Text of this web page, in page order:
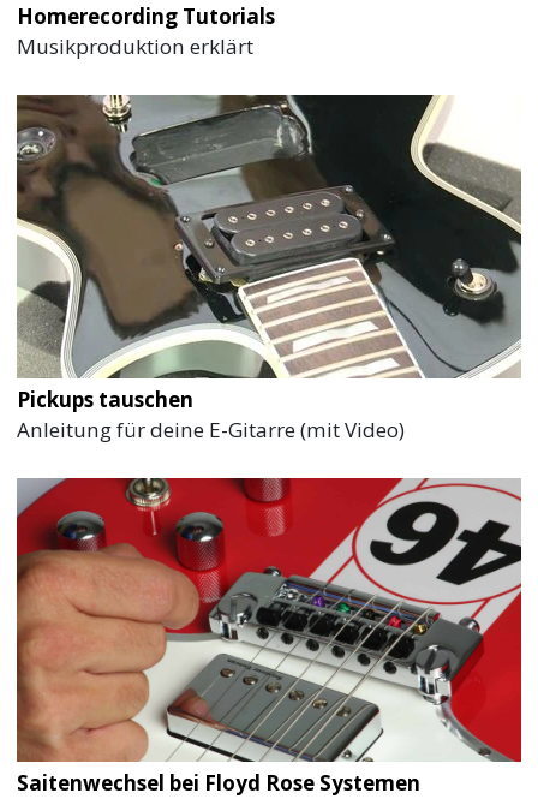
Homerecording Tutorials
Musikproduktion erklärt
Pickups tauschen
Anleitung für deine E-Gitarre (mit Video)
Saitenwechsel bei Floyd Rose Systemen